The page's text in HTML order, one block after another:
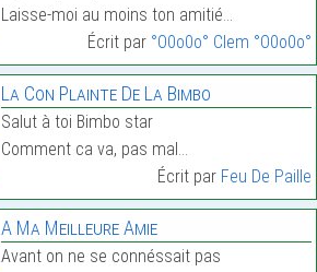
Laisse-moi au moins ton amitié…
Écrit par °O0o0o° Clem °O0o0o°
La Con Plainte De La Bimbo
Salut à toi Bimbo star
Comment ca va, pas mal…
Écrit par Feu De Paille
A Ma Meilleure Amie
Avant on ne se connéssait pas